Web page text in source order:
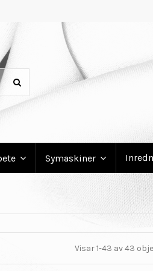
Symaskiner
Visar 1-43 av 43